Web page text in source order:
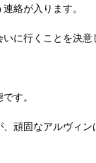
絡が入ります。
に行くことを決意
す。
頑固なアルヴィ